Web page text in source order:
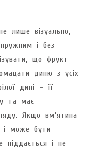
лише візуально,
і без
що фрукт
диню з усіх
дині – її
та має
Якщо вм’ятина
і може бути
піддається і не